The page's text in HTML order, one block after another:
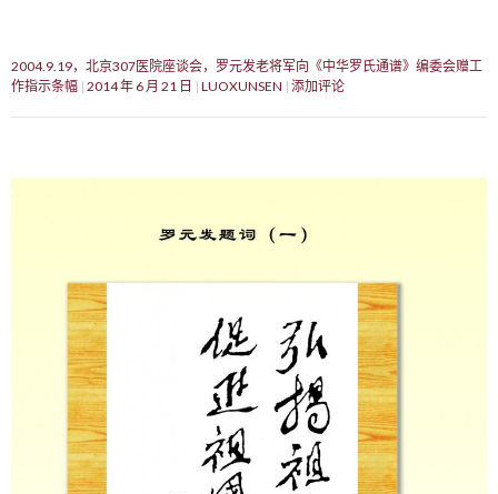
2004.9.19，北京307医院座谈会，罗元发老将军向《中华罗氏通谱》编委会赠工
作指示条幅 2014 年 6 月 21 日 LUOXUNSEN 添加评论